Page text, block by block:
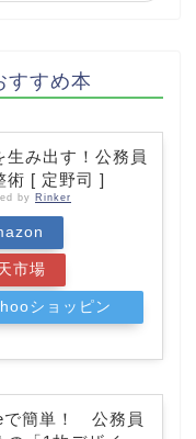
すすめ本
生み出す！公務員
術 [ 定野司 ]
by Rinker
市場
ショッピン
で簡単！ 公務員